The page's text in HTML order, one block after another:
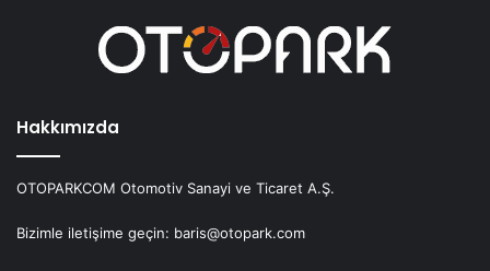
Hakkımızda
OTOPARKCOM Otomotiv Sanayi ve Ticaret A.Ş.
Bizimle iletişime geçin: baris@otopark.com